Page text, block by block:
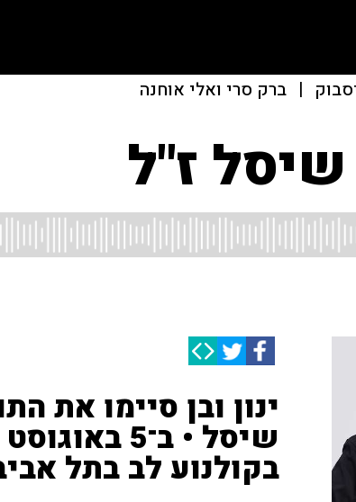
| ברק סרי ואלי אוחנה
שיסל ז"ל
ינון ובן סיימו את
שיסל • ב־5
בקולנוע לב בתל